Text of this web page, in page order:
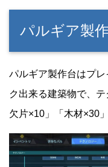
パルギア製
パルギア製作台はプ
ク出来る建築物で、
欠片×10」「木材×30